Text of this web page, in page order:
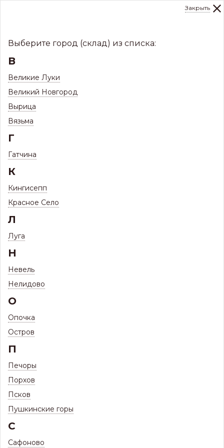
291-000
ВОДОСТОКИ МЕТАЛЛИЧЕСКИЕ МП
Водосток
прямоугольный
120/86
15 товаров
Закрыть
Выберите город (склад) из списка:
В
Великие Луки
Великий Новгород
Вырица
Вязьма
Г
Гатчина
К
Кингисепп
Красное Село
Л
Луга
Н
Невель
Нелидово
О
Опочка
Остров
П
Печоры
Порхов
Псков
Пушкинские горы
С
Сафоново